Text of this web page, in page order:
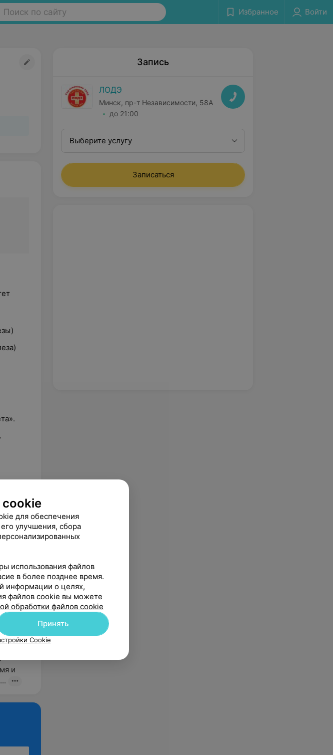
Поиск по сайту Избранное Войти
58А
и
Запись
ЛОДЭ
Минск, пр-т Независимости, 58А
до 21:00
Выберите услугу
Записаться
для обеспечения
улучшения, сбора
использования файлов
в более позднее время.
информации о целях,
файлов cookie вы можете
обработки файлов cookie
Принять
Cookie